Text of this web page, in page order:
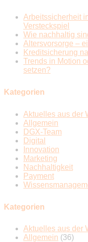
Arbeitssicherheit
Versteckspiel
Wie nachhaltig
Altersvorsorge –
Kreditsicherung
Trends in Motion
setzen?
Kategorien
Aktuelles aus der
Allgemein
DGX-Team
Digital
Innovation
Marketing
Nachhaltigkeit
Payment
Kategorien
Aktuelles aus der
Allgemein (36)